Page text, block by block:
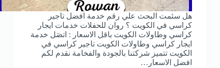
هل سئمت البحث علي رقم خدمة افضل تاجير
كراسي في الكويت ؟ روان للحفلات خدمات ايجار
كراسي وطاولات الكويت باقل الاسعار : اتصَل خدمة
ايجار كراسي وطاولات الكويت تاجير كراسي في
الكويت تتميز شركتنا بالجودة والفخامة نقدم لكم
افضل الاسعار…